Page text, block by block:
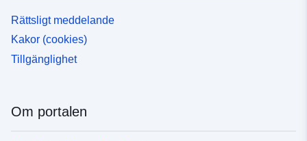
Rättsligt meddelande
Kakor (cookies)
Tillgänglighet
Om portalen